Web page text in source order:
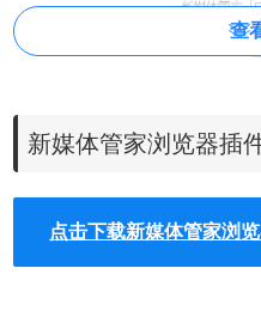
查
新媒体管家浏览器插
点击下载新媒体管家浏